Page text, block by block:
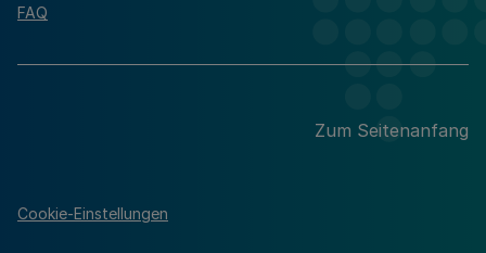
FAQ
Zum Seitenanfang
Cookie-Einstellungen